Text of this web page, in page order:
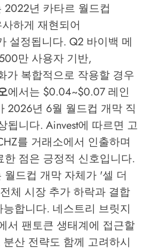
2022년 카타르 월드컵
하게 재현되어
설정됩니다. Q2 바이백 메
만 사용자 기반,
가 복합적으로 작용할 경우
에서는 $0.04~$0.07 레인
2026년 6월 월드컵 개막 직
됩니다. Ainvest에 따르면 고
를 거래소에서 인출하며
점은 긍정적 신호입니다.
월드컵 개막 자체가 '셀 더
체 시장 추가 하락과 결합
합니다. 네스트리 브릿지
서 팬토큰 생태계에 접근할
산 전략도 함께 고려하시